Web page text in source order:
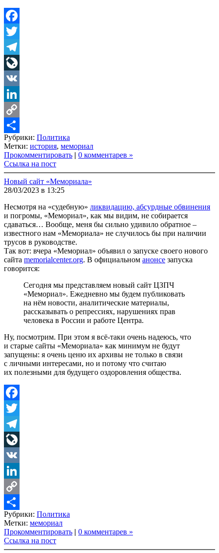
Facebook
Twitter
Telegram
LiveJournal
VK
LinkedIn
Copy
Link
Share
Рубрики: Политика
Метки: история, мемориал
Прокомментировать | 0 комментарев »
Ссылка на пост
Новый сайт «Мемориала»
28/03/2023 в 13:25
Несмотря на «судебную» ликвидацию, абсурдные обвинения
и погромы, «Мемориал», как мы видим, не собирается
сдаваться… Вообще, меня бы сильно удивило обратное –
известного нам «Мемориала» не случилось бы при наличии
трусов в руководстве.
Так вот: вчера «Мемориал» объявил о запуске своего нового
сайта memorialcenter.org. В официальном анонсе запуска
говорится:
Сегодня мы представляем новый сайт ЦЗПЧ
«Мемориал». Ежедневно мы будем публиковать
на нём новости, аналитические материалы,
рассказывать о репрессиях, нарушениях прав
человека в России и работе Центра.
Ну, посмотрим. При этом я всё-таки очень надеюсь, что
и старые сайты «Мемориала» как минимум не будут
запущены: я очень ценю их архивы не только в связи
с личными интересами, но и потому что считаю
их полезными для будущего оздоровления общества.
Facebook
Twitter
Telegram
LiveJournal
VK
LinkedIn
Copy
Link
Share
Рубрики: Политика
Метки: мемориал
Прокомментировать | 0 комментарев »
Ссылка на пост